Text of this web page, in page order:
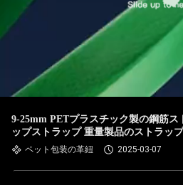
9-25mm PETプラスチック製の鋼筋ス
ップストラップ 重量製品のストラッ
ペット包装の革紐 2025-03-07